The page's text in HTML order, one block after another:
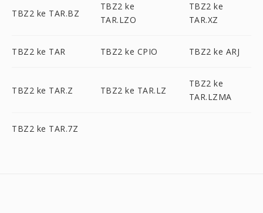
TBZ2 ke TAR.BZ
TBZ2 ke
TAR.LZO
TBZ2 ke
TAR.XZ
TBZ2 ke TAR TBZ2 ke CPIO TBZ2 ke ARJ
TBZ2 ke TAR.Z TBZ2 ke TAR.LZ
TBZ2 ke
TAR.LZMA
TBZ2 ke TAR.7Z